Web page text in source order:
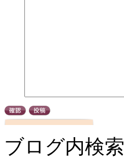
ブログ内検索